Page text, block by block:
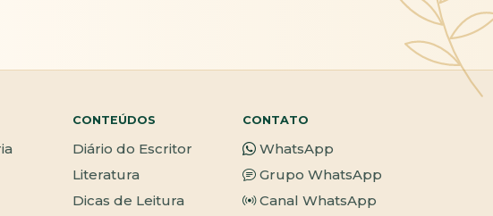
CONTEÚDOS
Diário do Escritor
Literatura
Dicas de Leitura
CONTATO
WhatsApp
Grupo WhatsApp
Canal WhatsApp